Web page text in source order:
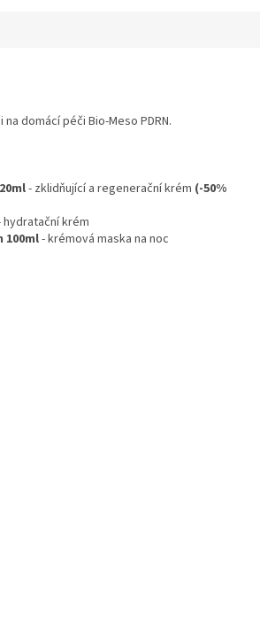
domácí péči Bio-Meso PDRN.
- zklidňující a regenerační krém (-50%
hydratační krém
100ml- krémová maska na noc